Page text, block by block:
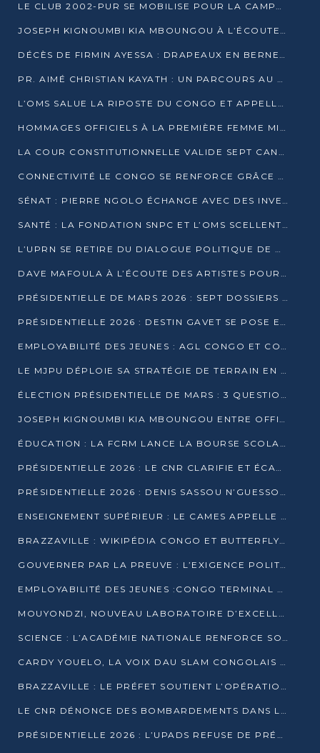
LE CLUB 2002-PUR SE MOBILISE POUR LA CAMPAGNE
JOSEPH KIGNOUMBI KIA MBOUNGOU À L’ÉCOUTE DE TALANGAÏ
DÉCÈS DE FIRMIN AYESSA : DRAPEAUX EN BERNE LUNDI
PR. AIMÉ CHRISTIAN KAYATH : UN PARCOURS AU SERVICE DE LA RECHERCHE ET DE L’INNOVATION
L’OMS SALUE LA RIPOSTE DU CONGO ET APPELLE À DES RÉFORMES DURABLES
HOMMAGES OFFICIELS À LA PREMIÈRE FEMME MINISTRE DU CONGO
LA COUR CONSTITUTIONNELLE VALIDE SEPT CANDIDATURES POUR LA PRÉSIDENTIELLE
CONNECTIVITÉ LE CONGO SE RENFORCE GRÂCE AU CÂBLE 2AFRICA
SÉNAT : PIERRE NGOLO ÉCHANGE AVEC DES INVESTISSEURS DU NUMÉRIQUE
SANTÉ : LA FONDATION SNPC ET L’OMS SCELLENT UN PARTENARIAT STRATÉGIQUE DE TROIS ANS
L’UPRN SE RETIRE DU DIALOGUE POLITIQUE DE DJAMBALA : TENSIONS DANS LE PRÉ-ÉLECTORAL CONGOLAIS
DAVE MAFOULA À L’ÉCOUTE DES ARTISTES POUR REDÉFINIR SA POLITIQUE CULTURELLE
PRÉSIDENTIELLE DE MARS 2026 : SEPT DOSSIERS DE CANDIDATURE ENREGISTRÉS À LA CLÔTURE DES DÉPÔTS
PRÉSIDENTIELLE 2026 : DESTIN GAVET SE POSE EN CANDIDAT DU « RAS-LE-BOL »
EMPLOYABILITÉ DES JEUNES : AGL CONGO ET CONGO TERMINAL S’ALLIENT À UCAC-ICAM
LE MJPU DÉPLOIE SA STRATÉGIE DE TERRAIN EN FAVEUR DE DSN
ÉLECTION PRÉSIDENTIELLE DE MARS : 3 QUESTIONS À UN EXPERT CONGOLAIS DE LA CYBERSÉCURITÉ
JOSEPH KIGNOUMBI KIA MBOUNGOU ENTRE OFFICIELLEMENT EN COURSE POUR LA PRÉSIDENTIELLE
ÉDUCATION : LA FCRM LANCE LA BOURSE SCOLAIRE FRANCINE-NTOUMI POUR PROMOUVOIR LES FILIÈRES SCIENTIFIQUES
PRÉSIDENTIELLE 2026 : LE CNR CLARIFIE ET ÉCARTE LA CANDIDATURE DU PASTEUR NTUMI
PRÉSIDENTIELLE 2026 : DENIS SASSOU N’GUESSO ANNONCE OFFICIELLEMENT SA CANDIDATURE
ENSEIGNEMENT SUPÉRIEUR : LE CAMES APPELLE À UNE UNIVERSITÉ AFRICAINE AXÉE SUR L’EMPLOYABILITÉ
BRAZZAVILLE : WIKIPÉDIA CONGO ET BUTTERFLY SCELLENT UN PARTENARIAT POUR STRUCTURER LE BÉNÉVOLAT NUMÉRIQUE
GOUVERNER PAR LA PREUVE : L’EXIGENCE POLITIQUE DU XXIᵉ SIÈCLE
EMPLOYABILITÉ DES JEUNES :CONGO TERMINAL S’ALLIE À L’ESCIC POUR RAPPROCHER L’ÉCOLE DU TERRAIN
MOUYONDZI, NOUVEAU LABORATOIRE D’EXCELLENCE PÉDAGOGIQUE AVEC L’ENFICE
SCIENCE : L’ACADÉMIE NATIONALE RENFORCE SON ÉQUIPE ET TRACE SA FEUILLE DE ROUTE 2026
CARDY YOUELO, LA VOIX DAU SLAM CONGOLAIS QUI INTERPELLE LE MONDE
BRAZZAVILLE : LE PRÉFET SOUTIENT L’OPÉRATION « ZÉRO KULUNA » ET APPELLE À LA VIGILANCE CITOYENNE
LE CNR DÉNONCE DES BOMBARDEMENTS DANS LE POOL ET ACCUSE LE GOUVERNEMENT
PRÉSIDENTIELLE 2026 : L’UPADS REFUSE DE PRÉSENTER UN CANDIDAT ET DÉNONCE UN PROCESSUS NON CRÉDIBLE